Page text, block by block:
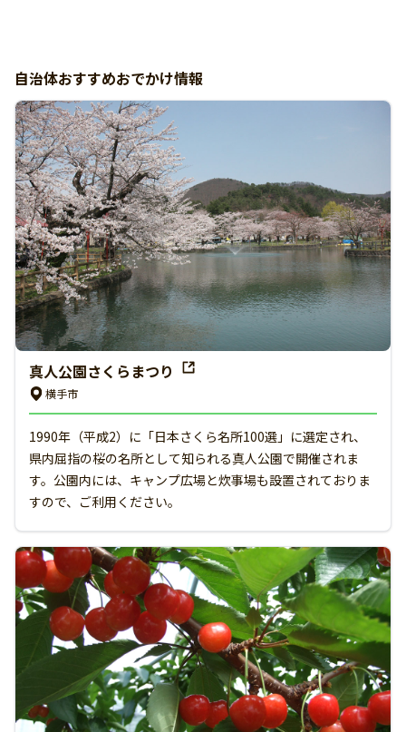
自治体おすすめおでかけ情報
真人公園さくらまつり
横手市
1990年（平成2）に「日本さくら名所100選」に選定され、
県内屈指の桜の名所として知られる真人公園で開催されま
す。公園内には、キャンプ広場と炊事場も設置されておりま
すので、ご利用ください。